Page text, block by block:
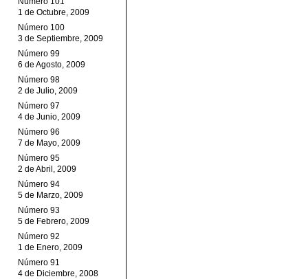
1 de Octubre, 2009
Número 100
3 de Septiembre, 2009
Número 99
6 de Agosto, 2009
Número 98
2 de Julio, 2009
Número 97
4 de Junio, 2009
Número 96
7 de Mayo, 2009
Número 95
2 de Abril, 2009
Número 94
5 de Marzo, 2009
Número 93
5 de Febrero, 2009
Número 92
1 de Enero, 2009
Número 91
4 de Diciembre, 2008